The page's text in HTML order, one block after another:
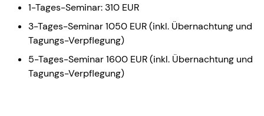
1-Tages-Seminar: 310 EUR
3-Tages-Seminar 1050 EUR (inkl. Übernachtung und
Tagungs-Verpflegung)
5-Tages-Seminar 1600 EUR (inkl. Übernachtung und
Tagungs-Verpflegung)